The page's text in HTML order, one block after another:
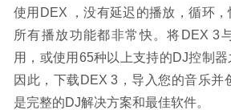
使用DEX ，没有延迟的播放，循环，
所有播放功能都非常快。将DEX 3
用，或使用65种以上支持的DJ控制器
因此，下载DEX 3，导入您的音乐并
是完整的DJ解决方案和最佳软件。